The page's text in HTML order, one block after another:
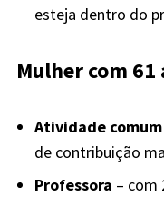
esteja dentro do
Mulher com 61
Atividade comum
de contribuição
Professora – com